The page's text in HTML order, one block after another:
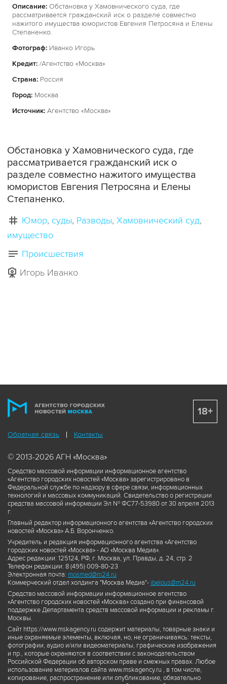
Описание: Обстановка у Хамовнического суда, где
рассматривается гражданский иск о разделе совместно
нажитого имущества юмористов Евгения Петросяна и Елены
Степаненко.
Фотограф: Иванко Игорь
Кредит: /Агентство «Москва»
Страна: Россия
Город: Москва
Источник: Агентство «Москва»
Обстановка у Хамовнического суда, где
рассматривается гражданский иск о
разделе совместно нажитого имущества
юмористов Евгения Петросяна и Елены
Степаненко.
Юмор суды Разводы Хамовнический суд
имущество
Происшествия
Игорь Иванко
Обратная связь Контакты
© 2013-2026 АГН «Москва»
Средство массовой информации информационное агентство
«Агентство городских новостей «Москва» зарегистрировано в
Федеральной службе по надзору в сфере связи, информационных
технологий и массовых коммуникаций. Свидетельство о регистрации
средства массовой информации Эл № ФС77-53980 от 30 апреля 2013
г.
Главный редактор информационного агентства «Агентство городских
новостей «Москва» А.Б. Воронченко.
Учредитель и редакция информационного агентства «Агентство
городских новостей «Москва» - АО «Москва Медиа».
Адрес редакции: 125124, РФ, г. Москва, ул. Правды, д. 24, стр. 2
Телефон редакции: 8 (495) 009-80-23
Электронная почта: mosmed@m24.ru
Коммерческий отдел холдинга "Москва Медиа"- ibelous@m24.ru
Средство массовой информации информационное агентство
«Агентство городских новостей «Москва» создано при финансовой
поддержке Департамента средств массовой информации и рекламы г.
Москвы.
Сайт https://www.mskagency.ru содержит материалы, товарные знаки и
иные охраняемые элементы, включая, но, не ограничиваясь: тексты,
фотографии, аудио и/или видеоматериалы, графические изображения
и пр., которые охраняются в соответствии с законодательством
Российской Федерации об авторском праве и смежных правах. Любое
использование материалов сайта www.mskagency.ru , в том числе,
копирование, распространение или опубликование, обязательно
18+